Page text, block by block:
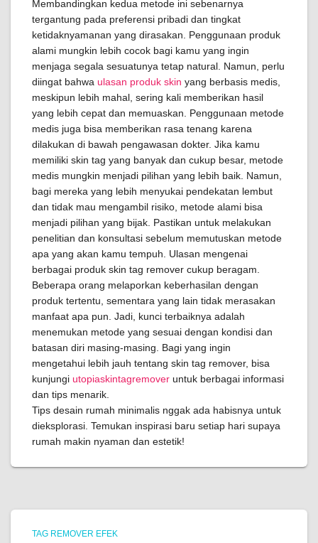
Membandingkan kedua metode ini sebenarnya
tergantung pada preferensi pribadi dan tingkat
ketidaknyamanan yang dirasakan. Penggunaan produk
alami mungkin lebih cocok bagi kamu yang ingin
menjaga segala sesuatunya tetap natural. Namun, perlu
diingat bahwa ulasan produk skin yang berbasis medis,
meskipun lebih mahal, sering kali memberikan hasil
yang lebih cepat dan memuaskan. Penggunaan metode
medis juga bisa memberikan rasa tenang karena
dilakukan di bawah pengawasan dokter. Jika kamu
memiliki skin tag yang banyak dan cukup besar, metode
medis mungkin menjadi pilihan yang lebih baik. Namun,
bagi mereka yang lebih menyukai pendekatan lembut
dan tidak mau mengambil risiko, metode alami bisa
menjadi pilihan yang bijak. Pastikan untuk melakukan
penelitian dan konsultasi sebelum memutuskan metode
apa yang akan kamu tempuh. Ulasan mengenai
berbagai produk skin tag remover cukup beragam.
Beberapa orang melaporkan keberhasilan dengan
produk tertentu, sementara yang lain tidak merasakan
manfaat apa pun. Jadi, kunci terbaiknya adalah
menemukan metode yang sesuai dengan kondisi dan
batasan diri masing-masing. Bagi yang ingin
mengetahui lebih jauh tentang skin tag remover, bisa
kunjungi utopiaskintagremover untuk berbagai informasi
dan tips menarik.
Tips desain rumah minimalis nggak ada habisnya untuk
dieksplorasi. Temukan inspirasi baru setiap hari supaya
rumah makin nyaman dan estetik!
TAG REMOVER EFEK